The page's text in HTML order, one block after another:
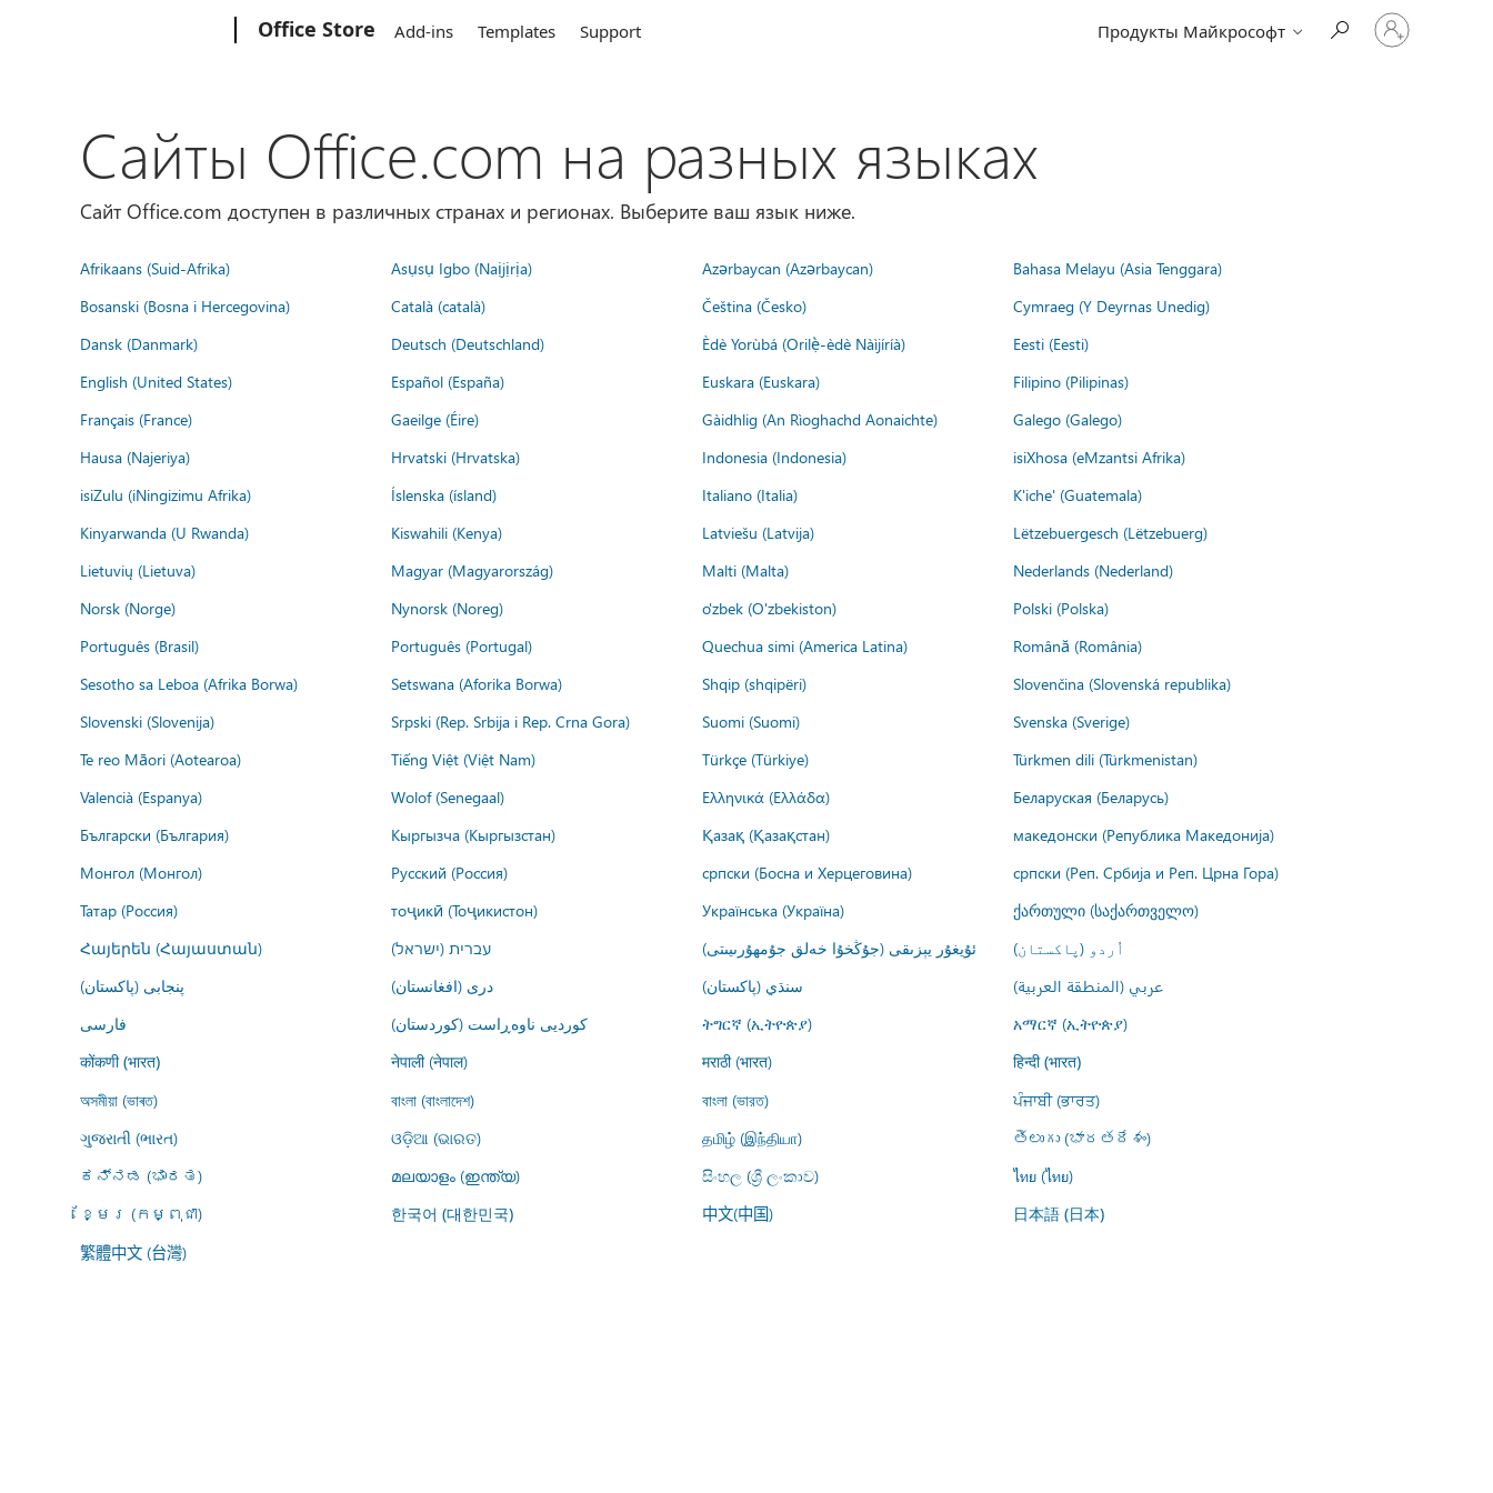
Office Store Add-ins Templates Support Продукты Майкрософт
Войдите
учетную
Сайты Office.com на разных языках
Сайт Office.com доступен в различных странах и регионах. Выберите ваш язык ниже.
Afrikaans (Suid-Afrika) Asụsụ Igbo (Naịjịrịa) Azərbaycan (Azərbaycan)
Bahasa Melayu (Asia Tenggara)
Bosanski (Bosna i Hercegovina)
Català (català) Čeština (Česko)
Cymraeg (Y Deyrnas Unedig)
Dansk (Danmark)
Deutsch (Deutschland) Èdè Yorùbá (Orilẹ̀-èdè Nàìjíríà)
Eesti (Eesti)
English (United States)
Español (España) Euskara (Euskara)
Filipino (Pilipinas)
Français (France)
Gaeilge (Éire) Gàidhlig (An Rìoghachd Aonaichte)
Galego (Galego)
Hausa (Najeriya)
Hrvatski (Hrvatska) Indonesia (Indonesia)
isiXhosa (eMzantsi Afrika)
isiZulu (iNingizimu Afrika)
Íslenska (ísland) Italiano (Italia)
K'iche' (Guatemala)
Kinyarwanda (U Rwanda)
Kiswahili (Kenya) Latviešu (Latvija)
Lëtzebuergesch (Lëtzebuerg)
Lietuvių (Lietuva)
Magyar (Magyarország) Malti (Malta)
Nederlands (Nederland)
Norsk (Norge)
Nynorsk (Noreg) o'zbek (O'zbekiston)
Polski (Polska)
Português (Brasil)
Português (Portugal) Quechua simi (America Latina)
Română (România)
Sesotho sa Leboa (Afrika Borwa)
Setswana (Aforika Borwa) Shqip (shqipëri)
Slovenčina (Slovenská republika)
Slovenski (Slovenija)
Srpski (Rep. Srbija i Rep. Crna Gora) Suomi (Suomi)
Svenska (Sverige)
Te reo Māori (Aotearoa)
Tiếng Việt (Việt Nam) Türkçe (Türkiye)
Türkmen dili (Türkmenistan)
Valencià (Espanya)
Wolof (Senegaal) Ελληνικά (Ελλάδα)
Беларуская (Беларусь)
Български (България)
Кыргызча (Кыргызстан) Қазақ (Қазақстан)
македонски (Република Македонија)
Монгол (Монгол)
Русский (Россия) српски (Босна и Херцеговина)
српски (Реп. Србија и Реп. Црна Гора)
Татар (Россия)
тоҷикӣ (Тоҷикистон) Українська (Україна)
ქართული (საქართველო)
Հայերեն (Հայաստան)
עברית (ישראל) ئۇيغۇر يېزىقى (جۇڭخۇا خەلق جۇمھۇرىيىتى)
اُردو (پاکستان)
پنجابی (پاکستان)
درى (افغانستان) سنڌي (پاکستان)
عربي (المنطقة العربية)
فارسى
کوردیی ناوەڕاست (کوردستان) ትግርኛ (ኢትዮጵያ) አማርኛ (ኢትዮጵያ)
कोंकणी (भारत) नेपाली (नेपाल) मराठी (भारत) हिन्दी (भारत)
অসমীয়া (ভাৰত) বাংলা (বাংলাদেশ) বাংলা (ভারত)
ਪੰਜਾਬੀ (ਭਾਰਤ)
ગુજરાતી (ભારત)
ଓଡ଼ିଆ (ଭାରତ) தமிழ் (இந்தியா)
తెలుగు (భారతదేశం)
ಕನ್ನಡ (ಭಾರತ)
മലയാളം (ഇന്ത്യ) සිංහල (ශ්‍රී ලංකාව)
ไทย (ไทย)
ខ្មែរ (កម្ពុជា)
한국어 (대한민국) 中文(中国) 日本語 (日本)
繁體中文 (台灣)